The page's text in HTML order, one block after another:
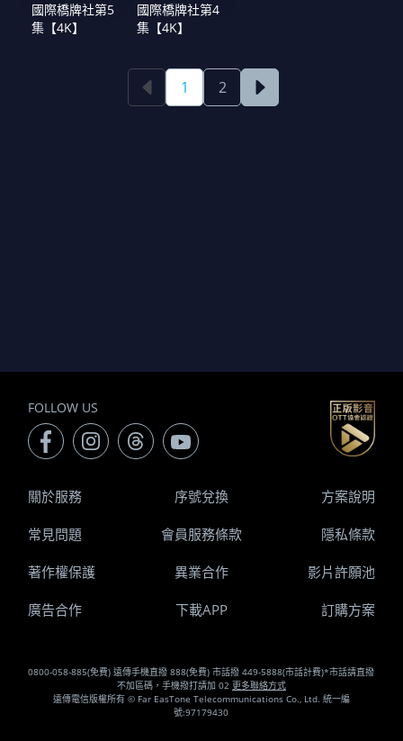
國際橋牌社第5
集【4K】
國際橋牌社第4
集【4K】
1 2
FOLLOW US
0800-058-885(免費) 遠傳手機直撥 888(免費) 市話撥 449-5888(市話計費)*市話請直撥
不加區碼，手機撥打請加 02 更多聯絡方式
遠傳電信版權所有 © Far EasTone Telecommunications Co., Ltd. 統一編
號:97179430
關於服務 序號兌換 方案說明
常見問題 會員服務條款 隱私條款
著作權保護 異業合作 影片許願池
廣告合作 下載APP 訂購方案